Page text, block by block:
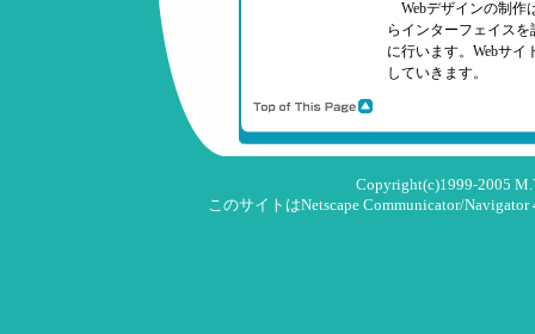
Webデザインの制作
らインターフェイス
に行います。Webサ
していきます。
Copyright(c)1999-2005
このサイトはNetscape Communicator/